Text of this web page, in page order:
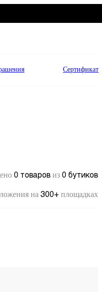
Сертификат
0 товаров из 0 бутиков
на 300+ площадках